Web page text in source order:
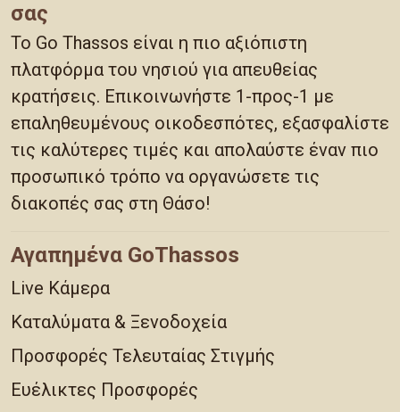
σας
Το Go Thassos είναι η πιο αξιόπιστη
πλατφόρμα του νησιού για απευθείας
κρατήσεις. Επικοινωνήστε 1-προς-1 με
επαληθευμένους οικοδεσπότες, εξασφαλίστε
τις καλύτερες τιμές και απολαύστε έναν πιο
προσωπικό τρόπο να οργανώσετε τις
διακοπές σας στη Θάσο!
Αγαπημένα GoThassos
Live Κάμερα
Καταλύματα & Ξενοδοχεία
Προσφορές Τελευταίας Στιγμής
Ευέλικτες Προσφορές